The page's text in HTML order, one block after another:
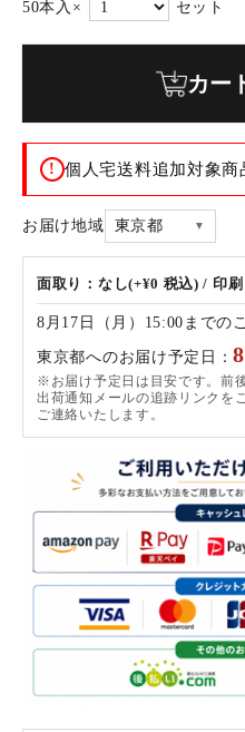
カー
! 個人宅送料追加対象商
お届け地域 東京都
面取り：なし(+¥0 税込) / 印
8月17日（月）15:00までの
東京都へのお届け予定日：
※お届け予定日は目安です。前
出荷通知メールの追跡リンクを
ご連絡いたします。